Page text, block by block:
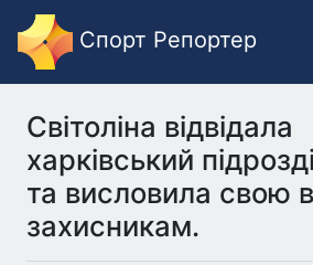
Спорт Репортер
Світоліна відвідала
харківський
та висловила свою
захисникам.